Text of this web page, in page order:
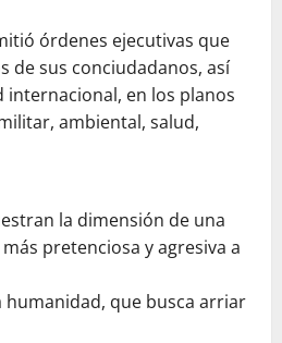
órdenes ejecutivas que
de sus conciudadanos, así
internacional, en los planos
ambiental, salud,
la dimensión de una
pretenciosa y agresiva a
humanidad, que busca arriar